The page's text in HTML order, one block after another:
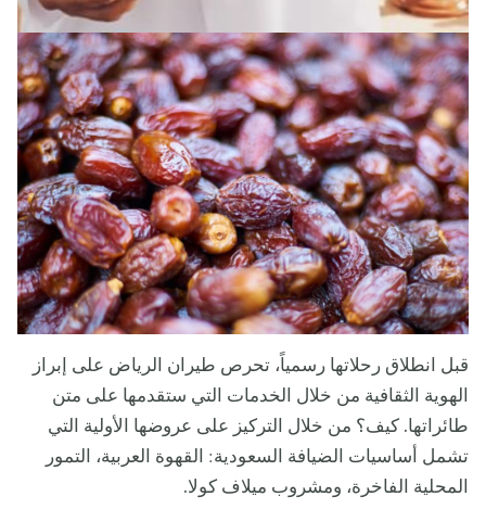
قبل انطلاق رحلاتها رسمياً، تحرص طيران الرياض على إبراز
الهوية الثقافية من خلال الخدمات التي ستقدمها على متن
طائراتها. كيف؟ من خلال التركيز على عروضها الأولية التي
تشمل أساسيات الضيافة السعودية: القهوة العربية، التمور
المحلية الفاخرة، ومشروب ميلاف كولا.